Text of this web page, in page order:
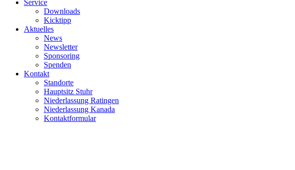
Service
Downloads
Kicktipp
Aktuelles
News
Newsletter
Sponsoring
Spenden
Kontakt
Standorte
Hauptsitz Stuhr
Niederlassung Ratingen
Niederlassung Kanada
Kontaktformular